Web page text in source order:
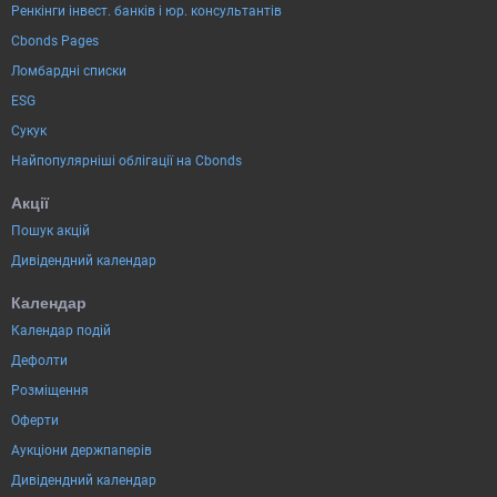
Ренкінги інвест. банків і юр. консультантів
Cbonds Pages
Ломбардні списки
ESG
Сукук
Найпопулярніші облігації на Cbonds
Акції
Пошук акцій
Дивідендний календар
Календар
Календар подій
Дефолти
Розміщення
Оферти
Аукціони держпаперів
Дивідендний календар